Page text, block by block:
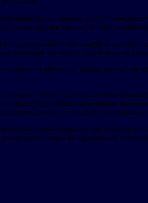
22 июля.
программу для
новые рынки сбыта. Об этом
предпринимателям ускорить выход
программ заключили контракты на
обучения. Заявки на
помог столичным
стран. Зарубежных закупщиков
для менеджеров по подбору персонала и
широкий выбор инструментов
размещают товары на зарубежных